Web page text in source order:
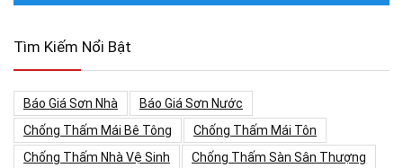
Tìm Kiếm Nổi Bật
Báo Giá Sơn Nhà
Báo Giá Sơn Nước
Chống Thấm Mái Bê Tông
Chống Thấm Mái Tôn
Chống Thấm Nhà Vệ Sinh
Chống Thấm Sàn Sân Thượng